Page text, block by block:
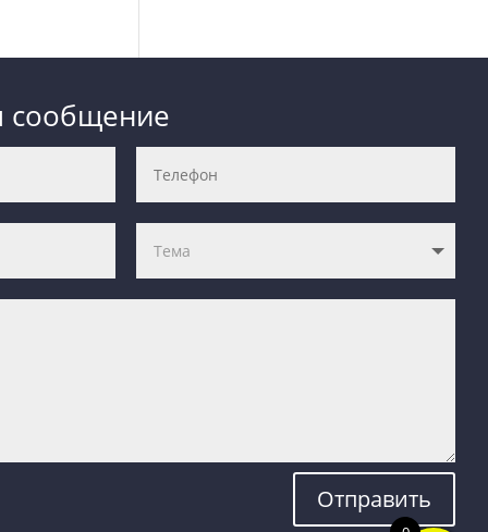
сообщение
Отправить